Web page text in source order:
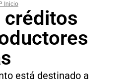
Inicio
créditos
está destinado a